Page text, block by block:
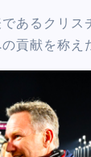
あるクリス
貢献を称え